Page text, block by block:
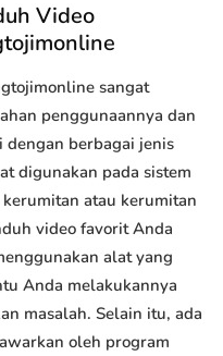
Video
sangat
penggunaannya dan
berbagai jenis
digunakan pada sistem
atau kerumitan
video favorit Anda
alat yang
Anda melakukannya
masalah. Selain itu, ada
oleh program